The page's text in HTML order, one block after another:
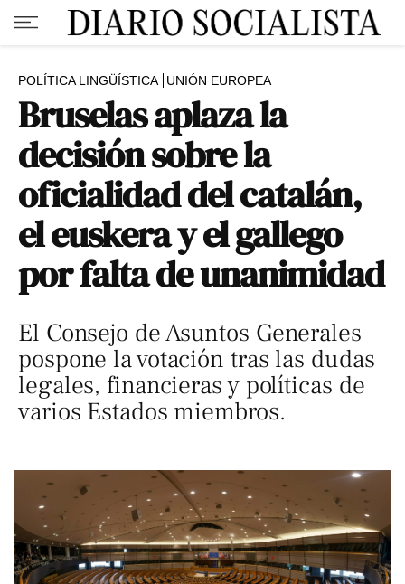
POLÍTICA LINGÜÍSTICA UNIÓN EUROPEA
Bruselas aplaza la
decisión sobre la
oficialidad del catalán,
el euskera y el gallego
por falta de unanimidad
El Consejo de Asuntos Generales
pospone la votación tras las dudas
legales, financieras y políticas de
varios Estados miembros.